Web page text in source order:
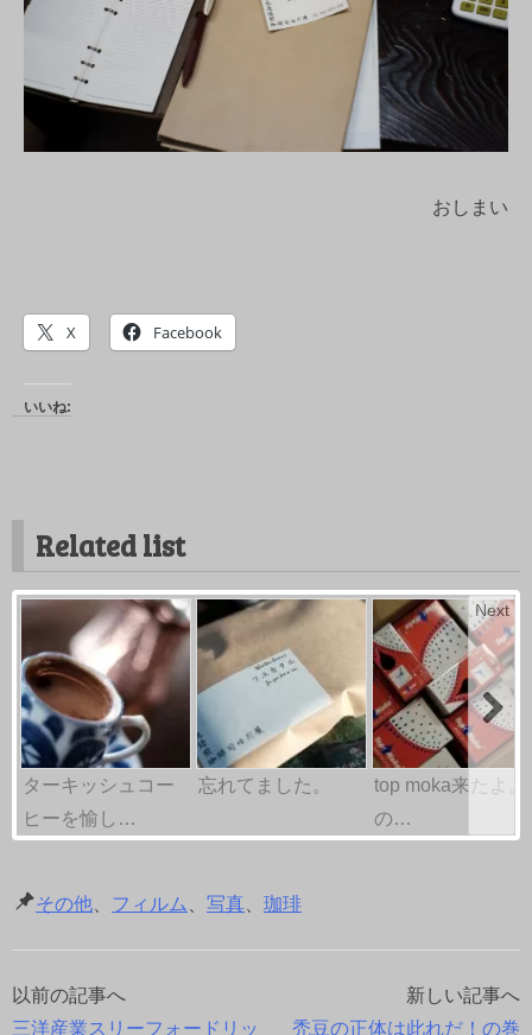
おしまい
X Facebook
いいね:
Related list
ターキッシュコー
ヒーを愉し…
忘れてました。
top moka来たよ。
の…
Next
その他 フィルム 写真 珈琲
投
以前の記事へ
三洋産業スリーフォードリッ
新しい記事へ
禿豆の正体は此れだ！の巻